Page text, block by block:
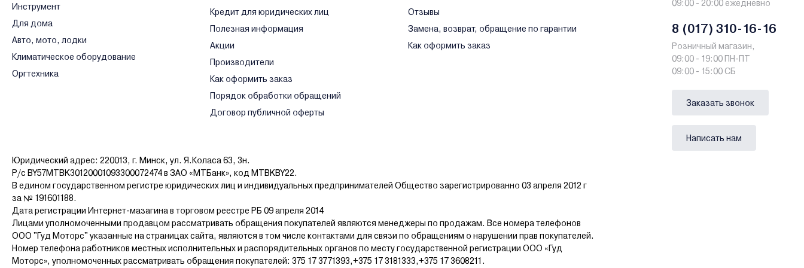
Инструмент
Для дома
Авто, мото, лодки
Климатическое оборудование
Оргтехника
Кредит для юридических лиц
Полезная информация
Акции
Производители
Как оформить заказ
Порядок обработки обращений
Договор публичной оферты
Отзывы
Замена, возврат, обращение по гарантии
Как оформить заказ
Юридический адрес: 220013, г. Минск, ул. Я.Коласа 63, 3н.
Р/с BY57MTBK30120001093300072474 в ЗАО «МТБанк», код MTBKBY22.
В едином государственном регистре юридических лиц и индивидуальных предпринимателей Общество зарегистрированно 03 апреля 2012 г
за № 191601188.
Дата регистрации Интернет-мазагина в торговом реестре РБ 09 апреля 2014
Лицами уполномоченными продавцом рассматривать обращения покупателей являются менеджеры по продажам. Все номера телефонов
ООО "Гуд Моторс" указанные на страницах сайта, являются в том числе контактами для связи по обращениям о нарушении прав покупателей.
Номер телефона работников местных исполнительных и распорядительных органов по месту государственной регистрации ООО «Гуд
Моторс», уполномоченных рассматривать обращения покупателей: 375 17 3771393,+375 17 3181333,+375 17 3608211.
09:00 - 20:00 ежедневно
8 (017) 310-16-16
Розничный магазин,
09:00 - 19:00 ПН-ПТ
09:00 - 15:00 СБ
Заказать звонок
Написать нам